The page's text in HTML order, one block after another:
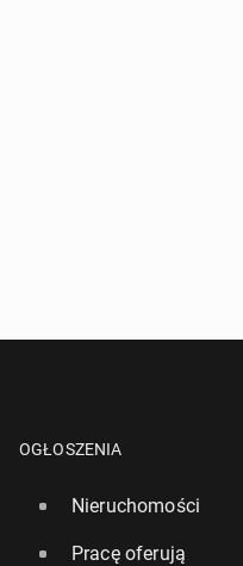
OGŁOSZENIA
Nieruchomości
Pracę oferują